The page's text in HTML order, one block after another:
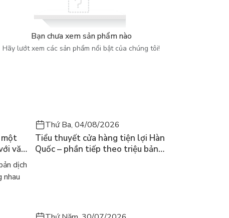
Bạn chưa xem sản phẩm nào
Hãy lướt xem các sản phẩm nổi bật của chúng tôi!
một
văn
dịch
nhau
Thứ Ba, 04/08/2026
Tiểu thuyết cửa hàng tiện lợi Hàn
Quốc – phần tiếp theo triệu bản